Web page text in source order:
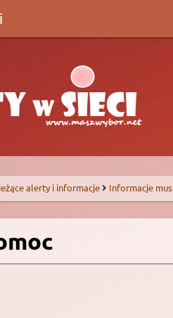
alerty i informacje Informacje